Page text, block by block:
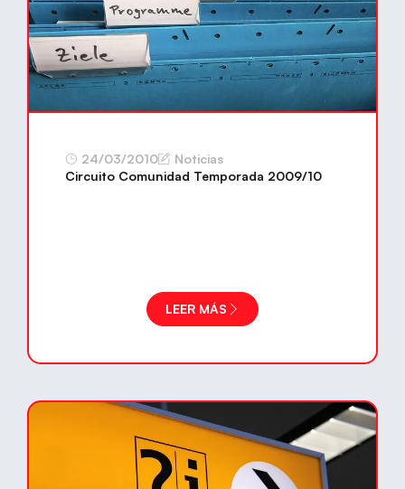
24/03/2010
Noticias
Circuito Comunidad Temporada 2009/10
LEER MÁS